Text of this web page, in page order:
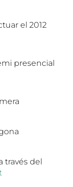
el 2012
presencial
través del